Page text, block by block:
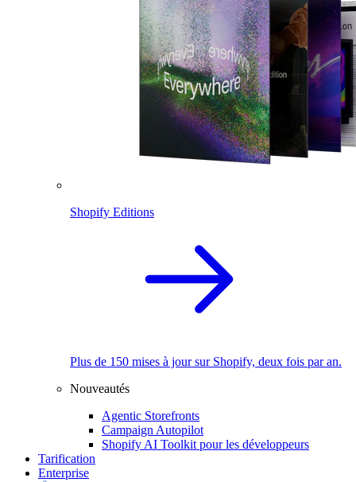
Shopify Editions
Plus de 150 mises à jour sur Shopify, deux fois par an.
Nouveautés
Agentic Storefronts
Campaign Autopilot
Shopify AI Toolkit pour les développeurs
Tarification
Enterprise